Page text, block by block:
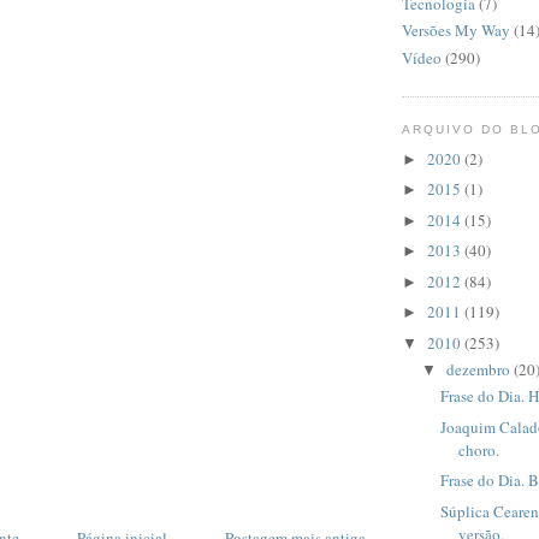
Versões My Way (14)
Vídeo (290)
ARQUIVO DO
► 2020(2)
► 2015 (1)
► 2014 (15)
► 2013 (40)
► 2012 (84)
► 2011 (119)
▼ 2010(253)
▼ dezembro (20)
Frase do Dia.
Joaquim
choro.
Frase do Dia.
Súplica
versão.